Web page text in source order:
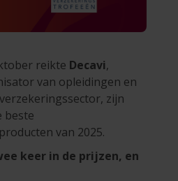
reikte Decavi,
van opleidingen en
zijn
beste
van 2025.
keer in de prijzen, en